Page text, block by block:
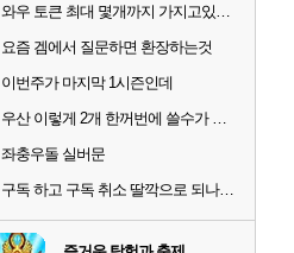
와우 토큰 최대 몇개까지 가지고있을수있나요?
요즘 겜에서 질문하면 환장하는것
이번주가 마지막 1시즌인데
우산 이렇게 2개 한꺼번에 쓸수가 있네요
좌충우돌 실버문
구독 하고 구독 취소 딸깍으로 되나요?